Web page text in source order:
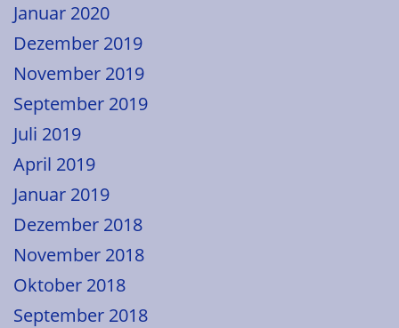
Januar 2020
Dezember 2019
November 2019
September 2019
Juli 2019
April 2019
Januar 2019
Dezember 2018
November 2018
Oktober 2018
September 2018